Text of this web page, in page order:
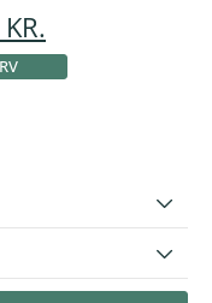
KR.